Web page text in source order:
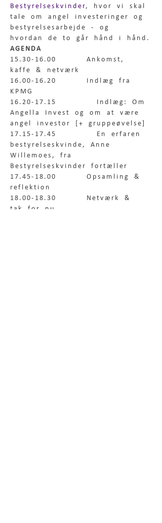
Bestyrelseskvinder, hvor vi skal
tale om angel investeringer og
bestyrelsesarbejde - og
hvordan de to går hånd i hånd.
AGENDA
15.30-16.00      Ankomst,
kaffe & netværk
16.00-16.20      Indlæg fra
KPMG
16.20-17.15        Indlæg: Om
Angella Invest og om at være
angel investor [+ gruppeøvelse]
17.15-17.45        En erfaren
bestyrelseskvinde, Anne
Willemoes, fra
Bestyrelseskvinder fortæller
17.45-18.00      Opsamling &
reflektion
18.00-18.30      Netværk &
tak for nu